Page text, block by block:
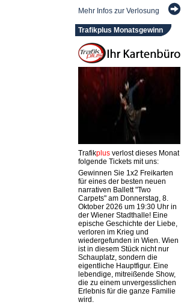
Mehr Infos zur Verlosung
Trafikplus Monatsgewinn
Trafikplusverlost dieses Monat
folgende Tickets mit uns:
Gewinnen Sie 1x2 Freikarten
für eines der besten neuen
narrativen Ballett "Two
Carpets" am Donnerstag, 8.
Oktober 2026 um 19:30 Uhr in
der Wiener Stadthalle! Eine
epische Geschichte der Liebe,
verloren im Krieg und
wiedergefunden in Wien. Wien
ist in diesem Stück nicht nur
Schauplatz, sondern die
eigentliche Hauptfigur. Eine
lebendige, mitreißende Show,
die zu einem unvergesslichen
Erlebnis für die ganze Familie
wird.